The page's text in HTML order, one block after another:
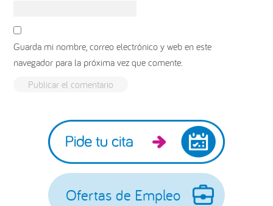
Guarda mi nombre, correo electrónico y web en este
navegador para la próxima vez que comente.
Barra
lateral
principal
Ofertas de Empleo